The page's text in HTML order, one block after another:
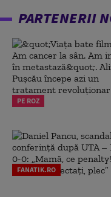
PARTENERII
PE ROZ
FANATIK.RO